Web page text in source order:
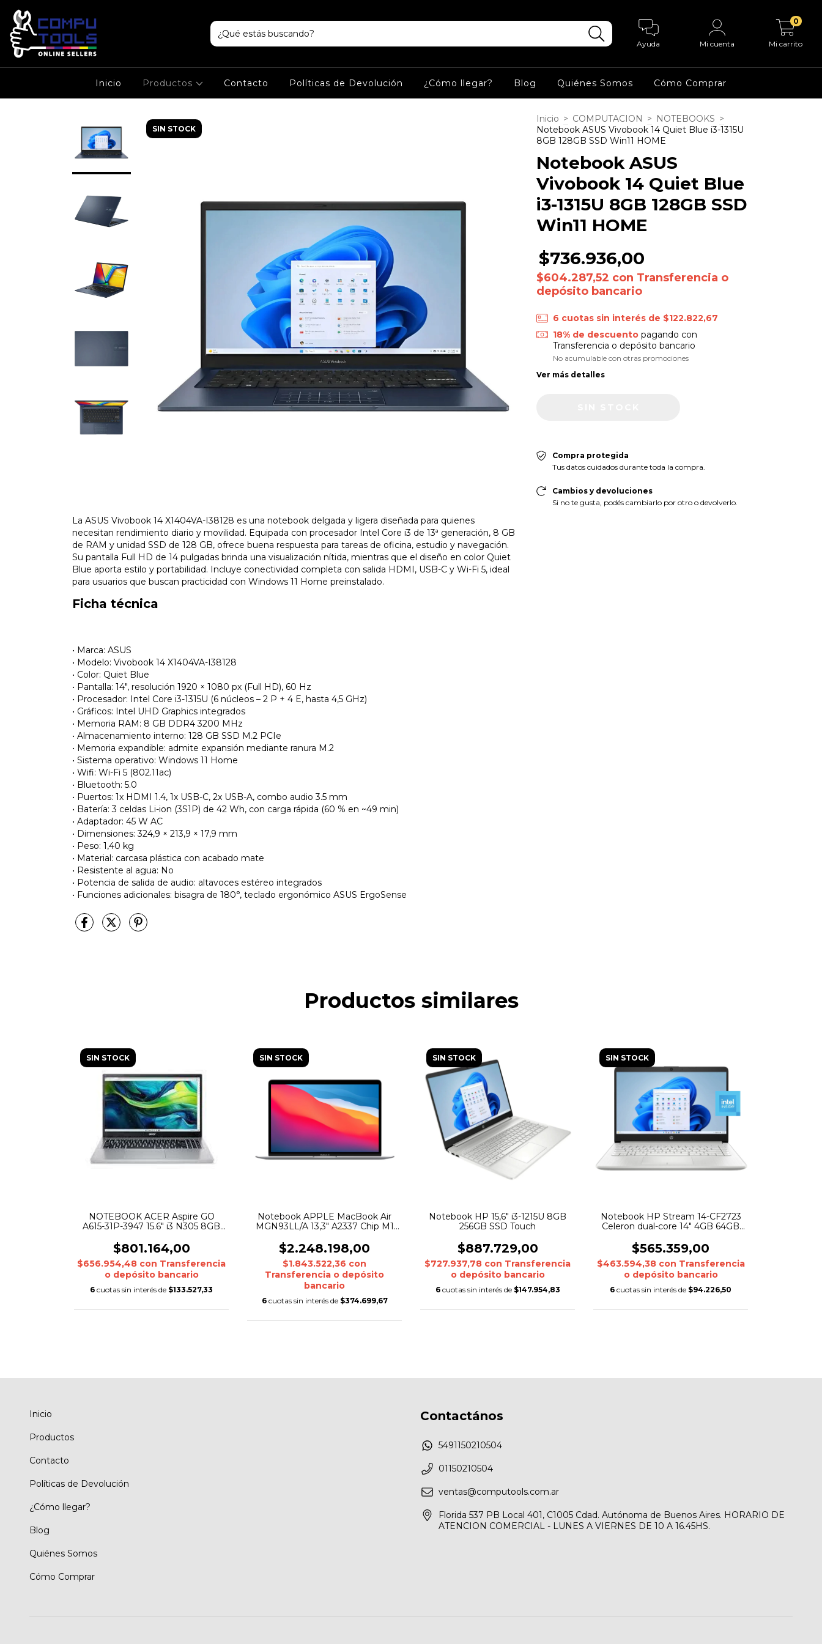
Ayuda Mi cuenta Mi carrito
0
Inicio Productos Contacto Políticas de Devolución ¿Cómo llegar? Blog Quiénes Somos Cómo Comprar
SIN STOCK
La ASUS Vivobook 14 X1404VA-I38128 es una notebook delgada y ligera diseñada para quienes
necesitan rendimiento diario y movilidad. Equipada con procesador Intel Core i3 de 13ª generación, 8 GB
de RAM y unidad SSD de 128 GB, ofrece buena respuesta para tareas de oficina, estudio y navegación.
Su pantalla Full HD de 14 pulgadas brinda una visualización nítida, mientras que el diseño en color Quiet
Blue aporta estilo y portabilidad. Incluye conectividad completa con salida HDMI, USB-C y Wi-Fi 5, ideal
para usuarios que buscan practicidad con Windows 11 Home preinstalado.
Ficha técnica
• Marca: ASUS
• Modelo: Vivobook 14 X1404VA-I38128
• Color: Quiet Blue
• Pantalla: 14", resolución 1920 × 1080 px (Full HD), 60 Hz
• Procesador: Intel Core i3-1315U (6 núcleos – 2 P + 4 E, hasta 4,5 GHz)
• Gráficos: Intel UHD Graphics integrados
• Memoria RAM: 8 GB DDR4 3200 MHz
• Almacenamiento interno: 128 GB SSD M.2 PCIe
• Memoria expandible: admite expansión mediante ranura M.2
• Sistema operativo: Windows 11 Home
• Wifi: Wi-Fi 5 (802.11ac)
• Bluetooth: 5.0
• Puertos: 1x HDMI 1.4, 1x USB-C, 2x USB-A, combo audio 3.5 mm
• Batería: 3 celdas Li-ion (3S1P) de 42 Wh, con carga rápida (60 % en ~49 min)
• Adaptador: 45 W AC
• Dimensiones: 324,9 × 213,9 × 17,9 mm
• Peso: 1,40 kg
• Material: carcasa plástica con acabado mate
• Resistente al agua: No
• Potencia de salida de audio: altavoces estéreo integrados
• Funciones adicionales: bisagra de 180°, teclado ergonómico ASUS ErgoSense
Inicio > COMPUTACION > NOTEBOOKS >
Notebook ASUS Vivobook 14 Quiet Blue i3-1315U
8GB 128GB SSD Win11 HOME
Notebook ASUS
Vivobook 14 Quiet Blue
i3-1315U 8GB 128GB SSD
Win11 HOME
$736.936,00
$604.287,52 con Transferencia o
depósito bancario
6 cuotas sin interés de $122.822,67
18% de descuentopagando con
Transferencia o depósito bancario
No acumulable con otras promociones
Ver más detalles
Compra protegida
Tus datos cuidados durante toda la compra.
Cambios y devoluciones
Si no te gusta, podés cambiarlo por otro o devolverlo.
Productos similares
SIN STOCK
NOTEBOOK ACER Aspire GO
A615-31P-3947 15.6" i3 N305 8GB
$801.164,00
$656.954,48 con Transferencia
o depósito bancario
6 cuotas sin interés de $133.527,33
SIN STOCK
Notebook APPLE MacBook Air
MGN93LL/A 13,3" A2337 Chip M1
$2.248.198,00
$1.843.522,36 con
Transferencia o depósito
bancario
6 cuotas sin interés de $374.699,67
SIN STOCK
Notebook HP 15,6" i3-1215U 8GB
256GB SSD Touch
$887.729,00
$727.937,78 con Transferencia
o depósito bancario
6 cuotas sin interés de $147.954,83
SIN STOCK
Notebook HP Stream 14-CF2723
Celeron dual-core 14" 4GB 64GB
$565.359,00
$463.594,38 con Transferencia
o depósito bancario
6 cuotas sin interés de $94.226,50
Inicio
Productos
Contacto
Políticas de Devolución
¿Cómo llegar?
Blog
Quiénes Somos
Cómo Comprar
Contactános
5491150210504
01150210504
ventas@computools.com.ar
Florida 537 PB Local 401, C1005 Cdad. Autónoma de Buenos Aires. HORARIO DE
ATENCION COMERCIAL - LUNES A VIERNES DE 10 A 16.45HS.